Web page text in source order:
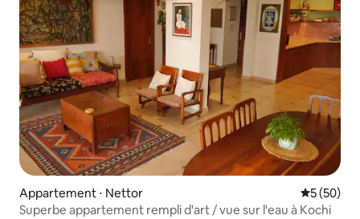
Appartement ⋅ Nettor
5 (50)
Superbe appartement rempli d'art / vue sur l'eau à Kochi